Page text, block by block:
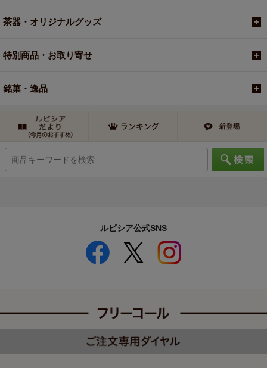
茶器・オリジナルグッズ
特別商品・お取り寄せ
銘菓・逸品
ルピシア公式SNS